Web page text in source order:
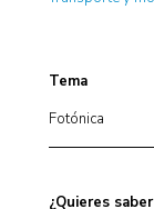
Tema
Fotónica
¿Quieres